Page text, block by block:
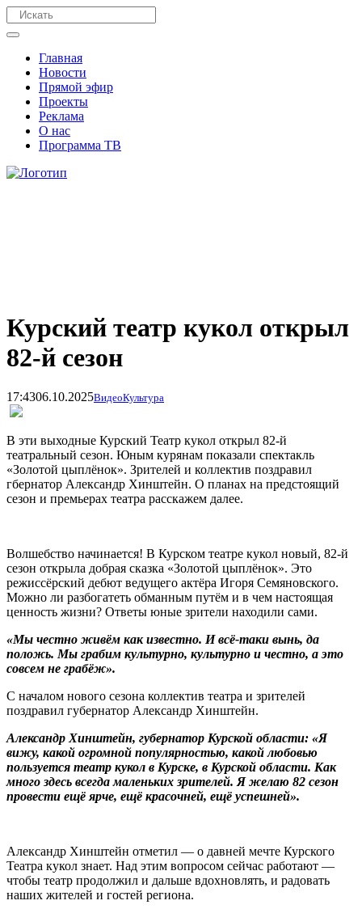
Главная
Новости
Прямой эфир
Проекты
Реклама
О нас
Программа ТВ
Курский театр кукол открыл
82-й сезон
17:4306.10.2025ВидеоКультура
В эти выходные Курский Театр кукол открыл 82-й
театральный сезон. Юным курянам показали спектакль
«Золотой цыплёнок». Зрителей и коллектив поздравил
гбернатор Александр Хинштейн. О планах на предстоящий
сезон и премьерах театра расскажем далее.
Волшебство начинается! В Курском театре кукол новый, 82-й
сезон открыла добрая сказка «Золотой цыплёнок». Это
режиссёрский дебют ведущего актёра Игоря Семяновского.
Можно ли разбогатеть обманным путём и в чем настоящая
ценность жизни? Ответы юные зрители находили сами.
«Мы честно живём как известно. И всё-таки вынь, да
положь. Мы грабим культурно, культурно и честно, а это
совсем не грабёж».
С началом нового сезона коллектив театра и зрителей
поздравил губернатор Александр Хинштейн.
Александр Хинштейн, губернатор Курской области: «Я
вижу, какой огромной популярностью, какой любовью
пользуется театр кукол в Курске, в Курской области. Как
много здесь всегда маленьких зрителей. Я желаю 82 сезон
провести ещё ярче, ещё красочней, ещё успешней».
Александр Хинштейн отметил — о давней мечте Курского
Театра кукол знает. Над этим вопросом сейчас работают —
чтобы театр продолжил и дальше вдохновлять, и радовать
наших жителей и гостей региона.